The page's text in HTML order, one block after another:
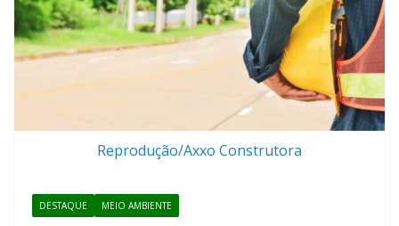
Reprodução/Axxo Construtora
DESTAQUE MEIO AMBIENTE